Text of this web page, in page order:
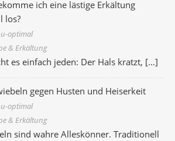
ich eine lästige Erkältung
los?
optimal
& Erkältung
es einfach jeden: Der Hals kratzt, […]
gegen Husten und Heiserkeit
optimal
& Erkältung
sind wahre Alleskönner. Traditionell